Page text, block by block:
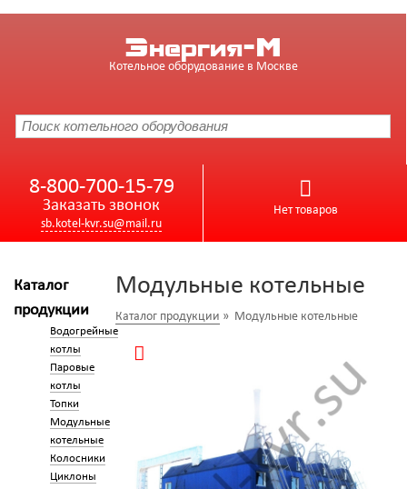
Энергия-М
Котельное оборудование в Москве
8-800-700-15-79
Заказать звонок
sb.kotel-kvr.su@mail.ru
Нет товаров
Каталог
продукции
Водогрейные
котлы
Паровые
котлы
Топки
Модульные
котельные
Колосники
Циклоны
Модульные котельные
Каталог продукции » Модульные котельные